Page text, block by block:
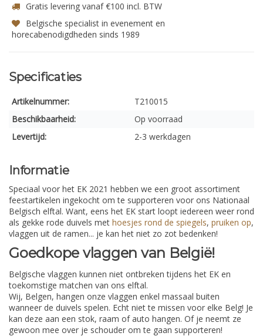
Gratis levering vanaf €100 incl. BTW
Belgische specialist in evenement en
horecabenodigdheden sinds 1989
Specificaties
Artikelnummer:
T210015
Beschikbaarheid:
Op voorraad
Levertijd:
2-3 werkdagen
Informatie
Speciaal voor het EK 2021 hebben we een groot assortiment
feestartikelen ingekocht om te supporteren voor ons Nationaal
Belgisch elftal. Want, eens het EK start loopt iedereen weer rond
als gekke rode duivels met hoesjes rond de spiegels, pruiken op,
vlaggen uit de ramen... je kan het niet zo zot bedenken!
Goedkope vlaggen van België!
Belgische vlaggen kunnen niet ontbreken tijdens het EK en
toekomstige matchen van ons elftal.
Wij, Belgen, hangen onze vlaggen enkel massaal buiten
wanneer de duivels spelen. Echt niet te missen voor elke Belg! Je
kan deze aan een stok, raam of auto hangen. Of je neemt ze
gewoon mee over je schouder om te gaan supporteren!